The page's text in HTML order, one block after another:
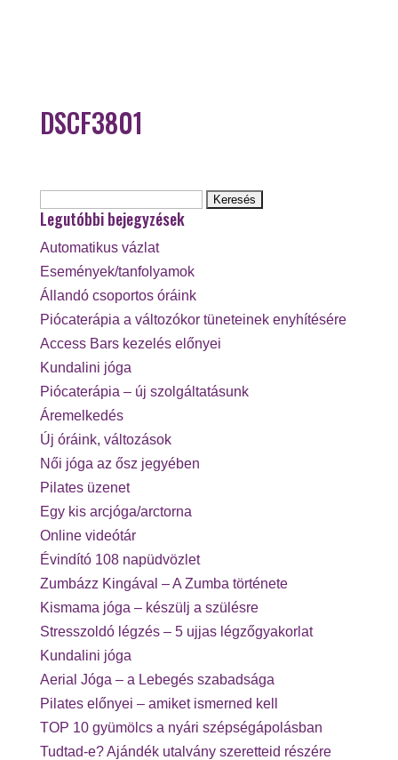
DSCF3801
Legutóbbi bejegyzések
Automatikus vázlat
Események/tanfolyamok
Állandó csoportos óráink
Piócaterápia a változókor tüneteinek enyhítésére
Access Bars kezelés előnyei
Kundalini jóga
Piócaterápia – új szolgáltatásunk
Áremelkedés
Új óráink, változások
Női jóga az ősz jegyében
Pilates üzenet
Egy kis arcjóga/arctorna
Online videótár
Évindító 108 napüdvözlet
Zumbázz Kingával – A Zumba története
Kismama jóga – készülj a szülésre
Stresszoldó légzés – 5 ujjas légzőgyakorlat
Kundalini jóga
Aerial Jóga – a Lebegés szabadsága
Pilates előnyei – amiket ismerned kell
TOP 10 gyümölcs a nyári szépségápolásban
Tudtad-e? Ajándék utalvány szeretteid részére